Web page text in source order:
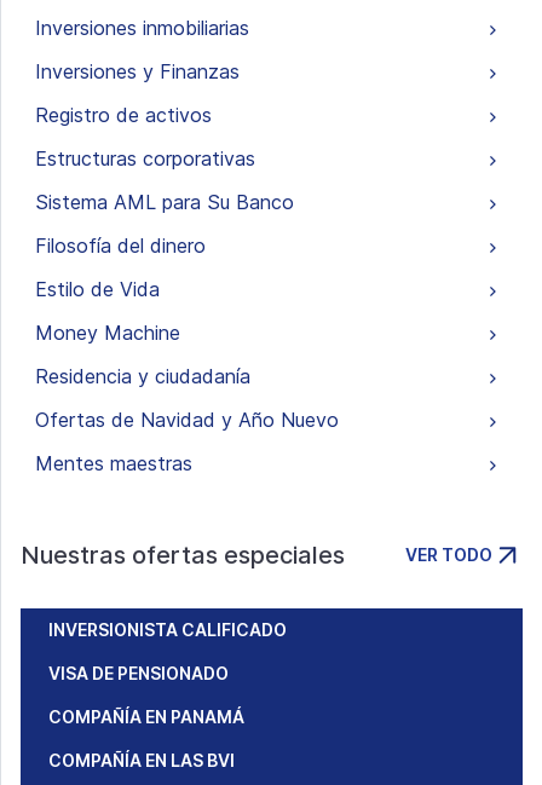
Inversiones inmobiliarias
Inversiones y Finanzas
Registro de activos
Estructuras corporativas
Sistema AML para Su Banco
Filosofía del dinero
Estilo de Vida
Money Machine
Residencia y ciudadanía
Ofertas de Navidad y Año Nuevo
Mentes maestras
Nuestras ofertas especiales VER TODO
INVERSIONISTA CALIFICADO
VISA DE PENSIONADO
COMPAÑÍA EN PANAMÁ
COMPAÑÍA EN LAS BVI